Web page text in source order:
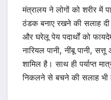
मंत्रालय ने लोगों को शरीर में
ठंडक बनाए रखने की सलाह
और घरेलू पेय पदार्थों को
नारियल पानी, नींबू पानी,
शामिल है। साथ ही पर्याप्त
निकलने से बचने की सलाह भी